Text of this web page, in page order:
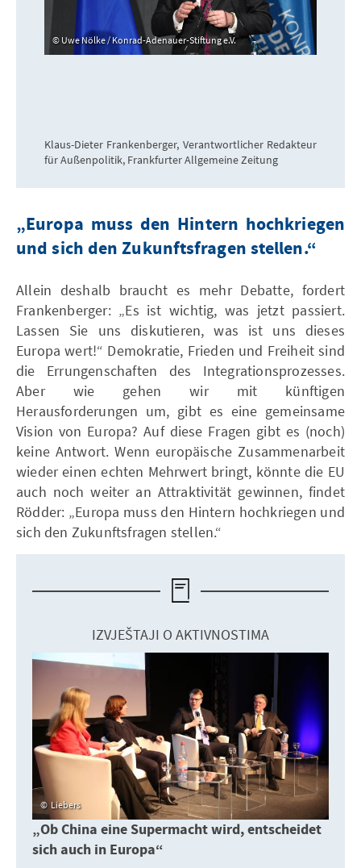
Uwe Nölke / Konrad-Adenauer-Stiftung e.V.
Klaus-Dieter Frankenberger, Verantwortlicher Redakteur
für Außenpolitik, Frankfurter Allgemeine Zeitung
„Europa muss den Hintern hochkriegen
und sich den Zukunftsfragen stellen.“
Allein deshalb braucht es mehr Debatte, fordert
Frankenberger: „Es ist wichtig, was jetzt passiert.
Lassen Sie uns diskutieren, was ist uns dieses
Europa wert!“ Demokratie, Frieden und Freiheit sind
die Errungenschaften des Integrationsprozesses.
Aber wie gehen wir mit künftigen
Herausforderungen um, gibt es eine gemeinsame
Vision von Europa? Auf diese Fragen gibt es (noch)
keine Antwort. Wenn europäische Zusammenarbeit
wieder einen echten Mehrwert bringt, könnte die EU
auch noch weiter an Attraktivität gewinnen, findet
Rödder: „Europa muss den Hintern hochkriegen und
sich den Zukunftsfragen stellen.“
IZVJEŠTAJI O AKTIVNOSTIMA
Liebers
„Ob China eine Supermacht wird, entscheidet
sich auch in Europa“